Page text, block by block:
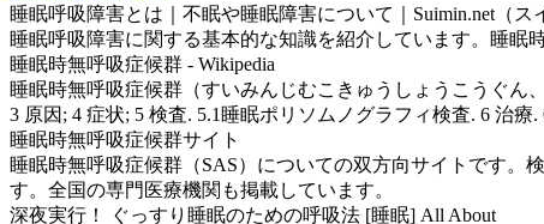
睡眠呼吸障害とは｜不眠や睡眠障害について｜Suimin.net（ス
睡眠呼吸障害に関する基本的な知識を紹介しています。睡眠
睡眠時無呼吸症候群 - Wikipedia
睡眠時無呼吸症候群（すいみんじむこきゅうしょうこうぐん
3 原因; 4 症状; 5 検査. 5.1睡眠ポリソムノグラフィ検査. 6 治療.
睡眠時無呼吸症候群サイト
睡眠時無呼吸症候群（SAS）についての双方向サイトです。
す。全国の専門医療機関も掲載しています。
深夜実行！ ぐっすり睡眠のための呼吸法 [睡眠] All About